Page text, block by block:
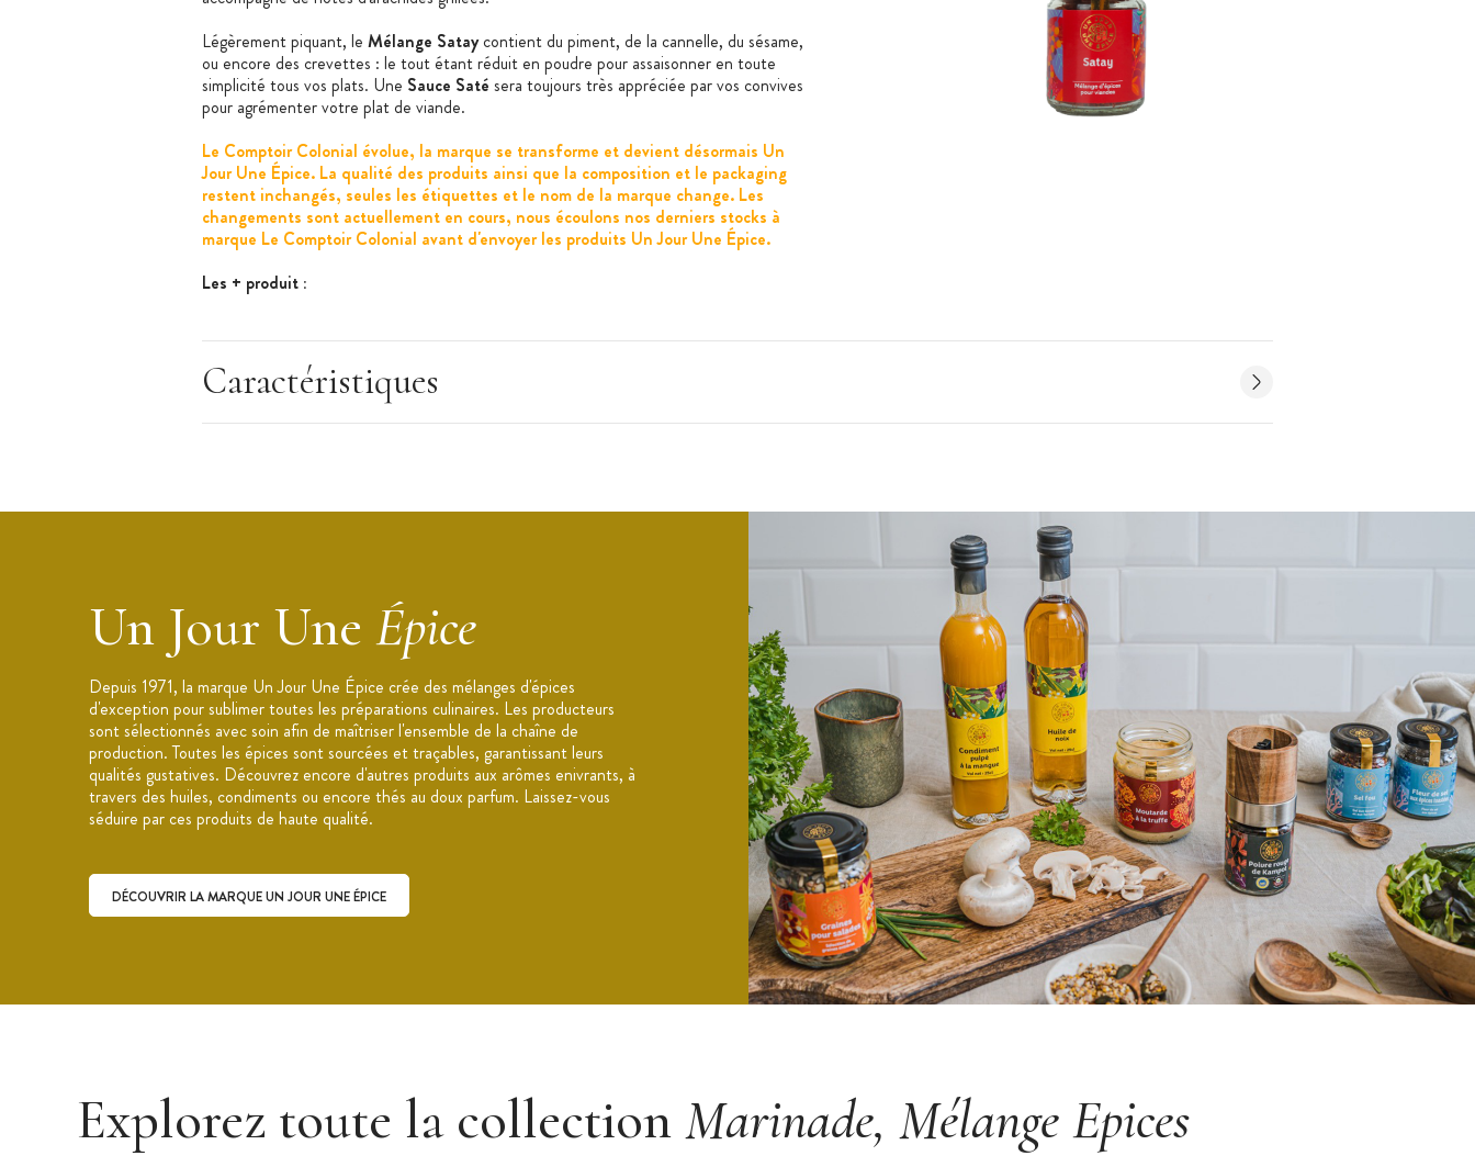
Légèrement piquant, le Mélange Sataycontient du piment, de la cannelle, du sésame,
ou encore des crevettes : le tout étant réduit en poudre pour assaisonner en toute
simplicité tous vos plats. Une Sauce Saté sera toujours très appréciée par vos convives
pour agrémenter votre plat de viande.
Le Comptoir Colonial évolue, la marque se transforme et devient désormais Un
Jour Une Épice. La qualité des produits ainsi que la composition et le packaging
restent inchangés, seules les étiquettes et le nom de la marque change. Les
changements sont actuellement en cours, nous écoulons nos derniers stocks à
marque Le Comptoir Colonial avant d'envoyer les produits Un Jour Une Épice.
Les + produit :
Caractéristiques:
Marque : Un Jour Une Epice
Caractéristiques
Un Jour Une Épice
Depuis 1971, la marque Un Jour Une Épice crée des mélanges d'épices
d'exception pour sublimer toutes les préparations culinaires. Les producteurs
sont sélectionnés avec soin afin de maîtriser l'ensemble de la chaîne de
production. Toutes les épices sont sourcées et traçables, garantissant leurs
qualités gustatives. Découvrez encore d'autres produits aux arômes enivrants, à
travers des huiles, condiments ou encore thés au doux parfum. Laissez-vous
séduire par ces produits de haute qualité.
DÉCOUVRIR LA MARQUE UN JOUR UNE ÉPICE
Explorez toute la collection Marinade, Mélange Epices